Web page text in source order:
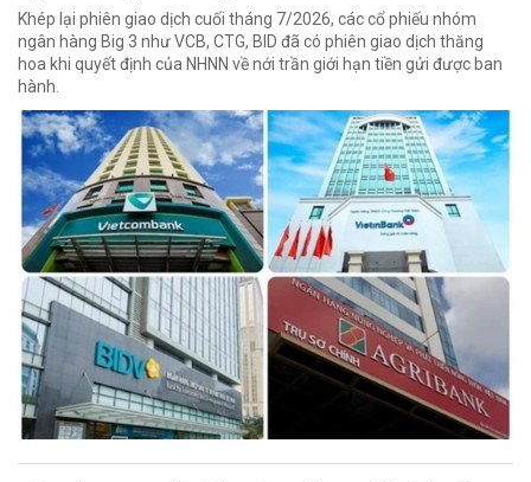
Khép lại phiên giao dịch cuối tháng 7/2026, các cổ phiếu nhóm
ngân hàng Big 3 như VCB, CTG, BID đã có phiên giao dịch thăng
hoa khi quyết định của NHNN về nới trần giới hạn tiền gửi được ban
hành.